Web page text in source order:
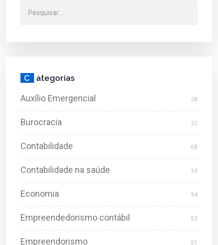
C ategorias
Auxílio Emergencial 28
Burocracia 32
Contabilidade 68
Contabilidade na saúde 33
Economia 94
Empreendedorismo contábil 53
Empreendorismo 51